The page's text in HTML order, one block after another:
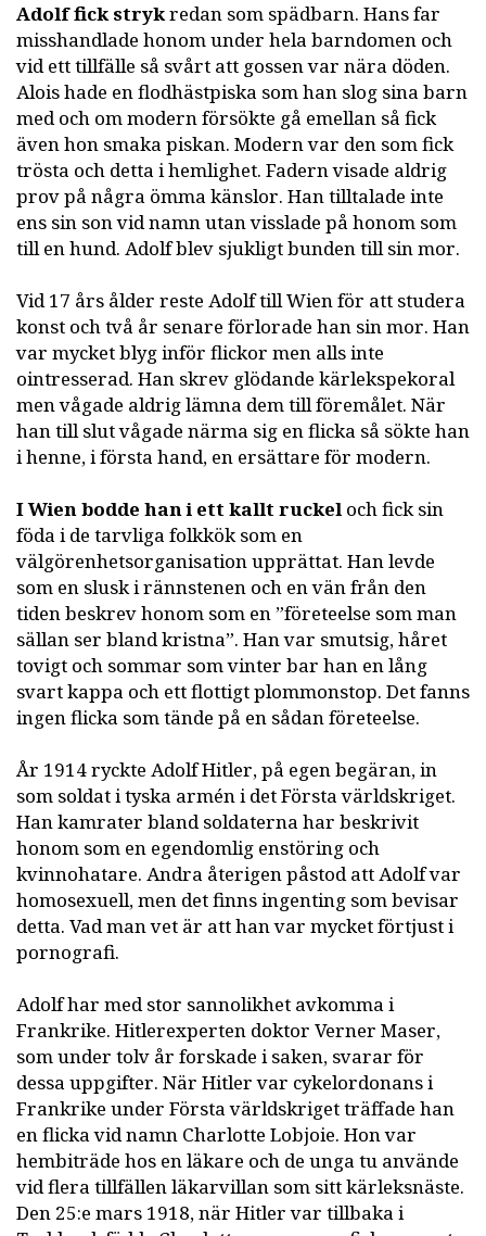
Adolf fick strykredan som spädbarn. Hans far
misshandlade honom under hela barndomen och
vid ett tillfälle så svårt att gossen var nära döden.
Alois hade en flodhästpiska som han slog sina barn
med och om modern försökte gå emellan så fick
även hon smaka piskan. Modern var den som fick
trösta och detta i hemlighet. Fadern visade aldrig
prov på några ömma känslor. Han tilltalade inte
ens sin son vid namn utan visslade på honom som
till en hund. Adolf blev sjukligt bunden till sin mor.
Vid 17 års ålder reste Adolf till Wien för att studera
konst och två år senare förlorade han sin mor. Han
var mycket blyg inför flickor men alls inte
ointresserad. Han skrev glödande kärlekspekoral
men vågade aldrig lämna dem till föremålet. När
han till slut vågade närma sig en flicka så sökte han
i henne, i första hand, en ersättare för modern.
I Wien bodde han i ett kallt ruckel och fick sin
föda i de tarvliga folkkök som en
välgörenhetsorganisation upprättat. Han levde
som en slusk i rännstenen och en vän från den
tiden beskrev honom som en ”företeelse som man
sällan ser bland kristna”. Han var smutsig, håret
tovigt och sommar som vinter bar han en lång
svart kappa och ett flottigt plommonstop. Det fanns
ingen flicka som tände på en sådan företeelse.
År 1914 ryckte Adolf Hitler, på egen begäran, in
som soldat i tyska armén i det Första världskriget.
Han kamrater bland soldaterna har beskrivit
honom som en egendomlig enstöring och
kvinnohatare. Andra återigen påstod att Adolf var
homosexuell, men det finns ingenting som bevisar
detta. Vad man vet är att han var mycket förtjust i
pornografi.
Adolf har med stor sannolikhet avkomma i
Frankrike. Hitlerexperten doktor Verner Maser,
som under tolv år forskade i saken, svarar för
dessa uppgifter. När Hitler var cykelordonans i
Frankrike under Första världskriget träffade han
en flicka vid namn Charlotte Lobjoie. Hon var
hembiträde hos en läkare och de unga tu använde
vid flera tillfällen läkarvillan som sitt kärleksnäste.
Den 25:e mars 1918, när Hitler var tillbaka i